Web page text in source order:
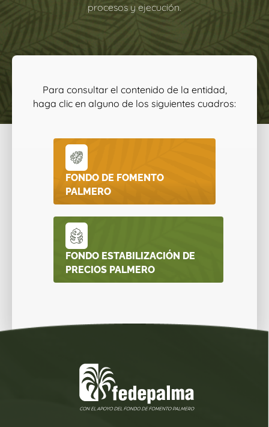
procesos y ejecución.
Para consultar el contenido de la entidad,
haga clic en alguno de los siguientes cuadros:
FONDO DE FOMENTO
PALMERO
FONDO ESTABILIZACIÓN DE
PRECIOS PALMERO